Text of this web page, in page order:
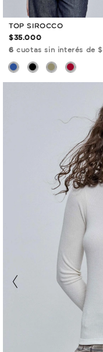
TOP SIROCCO
$35.000
6 cuotas sin interés de $